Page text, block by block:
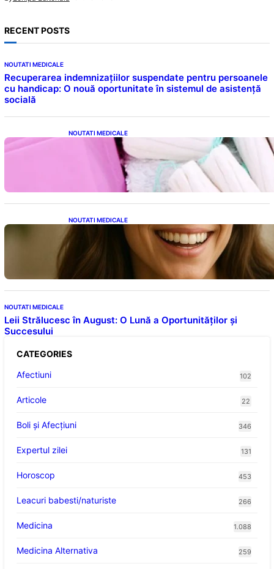
RECENT POSTS
NOUTATI MEDICALE
Recuperarea indemnizațiilor suspendate pentru persoanele
cu handicap: O nouă oportunitate în sistemul de asistență
socială
NOUTATI MEDICALE
Tampoanele menstruale: O analiză profundă
a riscurilor legate de metale toxice
NOUTATI MEDICALE
Ceaiul – Băutura care protejează inima:
Descoperiri recente despre beneficiile
consumului zilnic
NOUTATI MEDICALE
Leii Strălucesc în August: O Lună a Oportunităților și
Succesului
CATEGORIES
Afectiuni
102
Articole 22
Boli și Afecțiuni 346
Expertul zilei 131
Horoscop 453
Leacuri babesti/naturiste 266
Medicina 1.088
Medicina Alternativa 259